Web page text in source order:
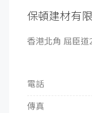
保頓建材有
香港北角 屈臣
電話
傳真